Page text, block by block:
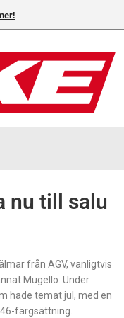
nu till salu
från AGV, vanligtvis
Mugello. Under
hade temat jul, med en
färgsättning.